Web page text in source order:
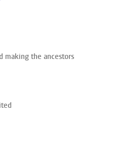
making the ancestors